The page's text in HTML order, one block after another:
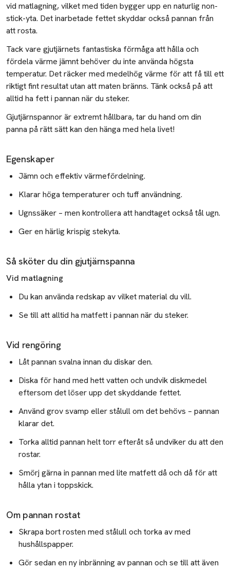
Klädkod bröllop
Accessoarer till klänning
Tvätta dunjacka
Tvätta linneskjorta
Rengöring smycken
Skovård
Lager på lager - Så lyckas du!
Nyårsoutfit
Skönhetstips
Applicera brun utan sol
Retinol
Niacinamide
Vintertorr hud
Aktiv hudvård: Din guide till strålande hud
Beauty hacks
Vitamin C
Peptider
Ceramider
Abbey Yung-metoden
Guide: Glass skin - Så gör du steg för steg
Guiden till ett tjockare och fylligare hår
vid matlagning, vilket med tiden bygger upp en naturlig non-
stick-yta. Det inarbetade fettet skyddar också pannan från
att rosta.
Tack vare gjutjärnets fantastiska förmåga att hålla och
fördela värme jämnt behöver du inte använda högsta
temperatur. Det räcker med medelhög värme för att få till ett
riktigt fint resultat utan att maten bränns. Tänk också på att
alltid ha fett i pannan när du steker.
Gjutjärnspannor är extremt hållbara, tar du hand om din
panna på rätt sätt kan den hänga med hela livet!
Egenskaper
Jämn och effektiv värmefördelning.
Klarar höga temperaturer och tuff användning.
Ugnssäker – men kontrollera att handtaget också tål ugn.
Ger en härlig krispig stekyta.
Så sköter du din gjutjärnspanna
Vid matlagning
Du kan använda redskap av vilket material du vill.
Se till att alltid ha matfett i pannan när du steker.
Vid rengöring
Låt pannan svalna innan du diskar den.
Diska för hand med hett vatten och undvik diskmedel
eftersom det löser upp det skyddande fettet.
Använd grov svamp eller stålull om det behövs – pannan
klarar det.
Torka alltid pannan helt torr efteråt så undviker du att den
rostar.
Smörj gärna in pannan med lite matfett då och då för att
hålla ytan i toppskick.
Om pannan rostat
Skrapa bort rosten med stålull och torka av med
hushållspapper.
Gör sedan en ny inbränning av pannan och se till att även